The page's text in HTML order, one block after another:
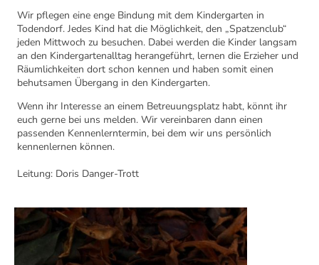
Wir pflegen eine enge Bindung mit dem Kindergarten in
Todendorf. Jedes Kind hat die Möglichkeit, den „Spatzenclub“
jeden Mittwoch zu besuchen. Dabei werden die Kinder langsam
an den Kindergartenalltag herangeführt, lernen die Erzieher und
Räumlichkeiten dort schon kennen und haben somit einen
behutsamen Übergang in den Kindergarten.
Wenn ihr Interesse an einem Betreuungsplatz habt, könnt ihr
euch gerne bei uns melden. Wir vereinbaren dann einen
passenden Kennenlerntermin, bei dem wir uns persönlich
kennenlernen können.
Leitung: Doris Danger-Trott